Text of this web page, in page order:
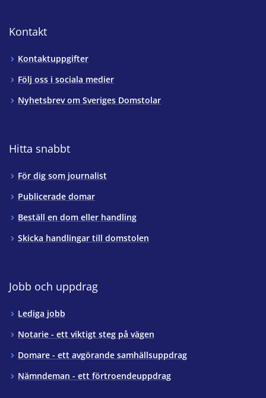
Kontakt
Kontaktuppgifter
Följ oss i sociala medier
Nyhetsbrev om Sveriges Domstolar
Hitta snabbt
För dig som journalist
Publicerade domar
Beställ en dom eller handling
Skicka handlingar till domstolen
Jobb och uppdrag
Lediga jobb
Notarie - ett viktigt steg på vägen
Domare - ett avgörande samhällsuppdrag
Nämndeman - ett förtroendeuppdrag